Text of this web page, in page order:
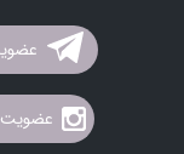
عضویت